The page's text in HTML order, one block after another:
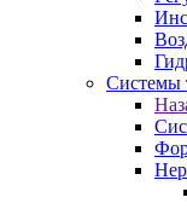
Системы